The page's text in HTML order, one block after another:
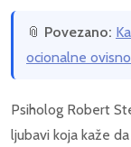
📎 Povezano:
ocionalne
Psiholog Robert
ljubavi koja kaže